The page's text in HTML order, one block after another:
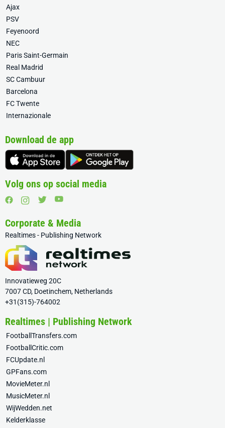
Ajax
PSV
Feyenoord
NEC
Paris Saint-Germain
Real Madrid
SC Cambuur
Barcelona
FC Twente
Internazionale
Download de app
Volg ons op social media
Corporate & Media
Realtimes - Publishing Network
Innovatieweg 20C
7007 CD, Doetinchem, Netherlands
+31(315)-764002
Realtimes | Publishing Network
FootballTransfers.com
FootballCritic.com
FCUpdate.nl
GPFans.com
MovieMeter.nl
MusicMeter.nl
WijWedden.net
Kelderklasse